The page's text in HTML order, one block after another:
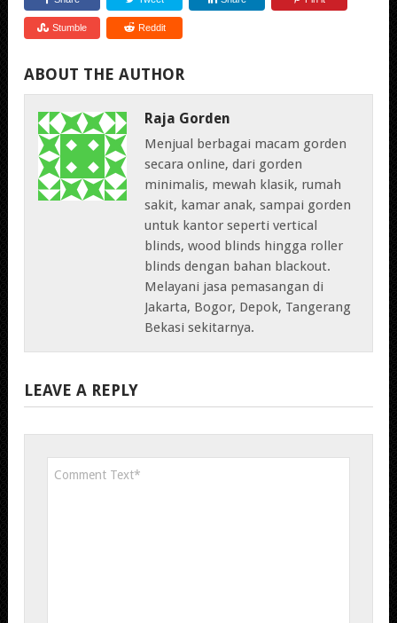
Stumble Reddit
ABOUT THE AUTHOR
Raja Gorden
Menjual berbagai macam gorden
secara online, dari gorden
minimalis, mewah klasik, rumah
sakit, kamar anak, sampai gorden
untuk kantor seperti vertical
blinds, wood blinds hingga roller
blinds dengan bahan blackout.
Melayani jasa pemasangan di
Jakarta, Bogor, Depok, Tangerang
Bekasi sekitarnya.
LEAVE A REPLY